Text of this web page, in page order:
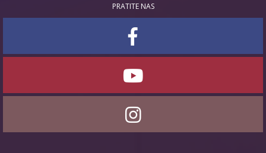
PRATITE NAS